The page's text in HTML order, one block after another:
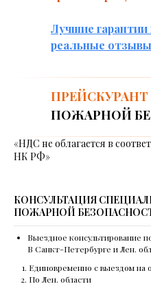
Лучшие
реальные
ПРЕЙСКУРАНТ
ПОЖАРНОЙ
«НДС не облагается в
НК РФ»
КОНСУЛЬТАЦИЯ
ПОЖАРНОЙ
Выездное консультирование
В Санкт-Петербурге и Лен.
Единовременно с выездом на
По Лен. области